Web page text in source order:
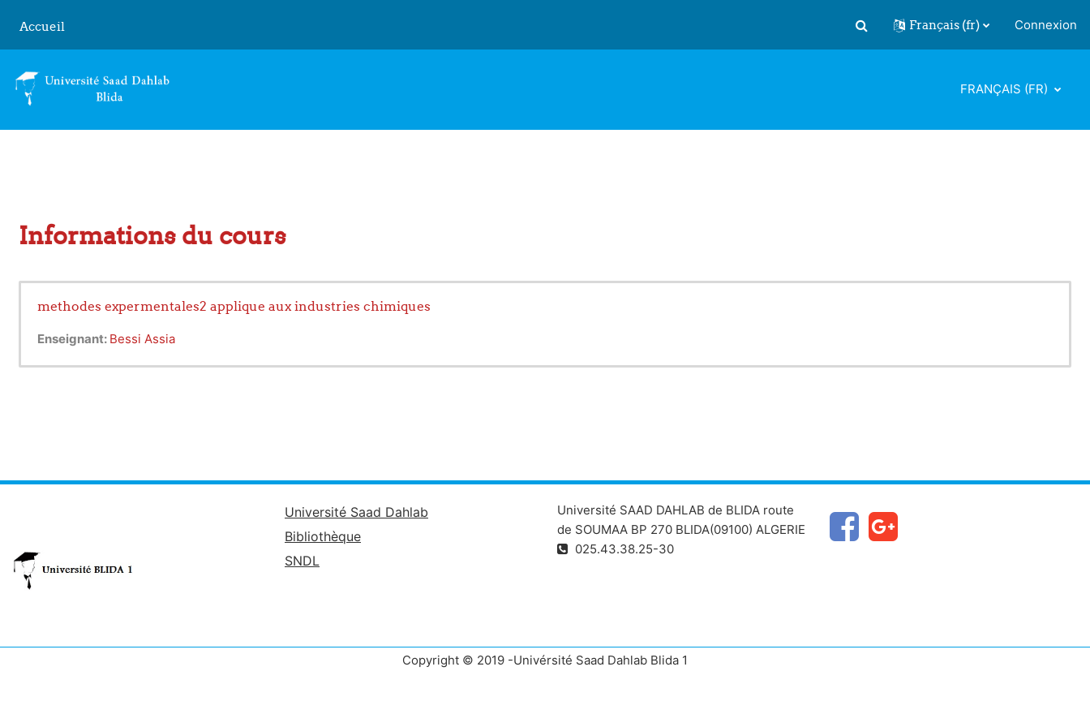
Accueil
Activer/désactiver la saisie de
Français ‎(fr)‎ Connexion
FRANÇAIS ‎(FR)‎
Informations du cours
methodes expermentales2 applique aux industries chimiques
Enseignant: Bessi Assia
Université Saad Dahlab
Bibliothèque
SNDL
Université SAAD DAHLAB de BLIDA route
de SOUMAA BP 270 BLIDA(09100) ALGERIE
025.43.38.25-30
Copyright © 2019 -Univérsité Saad Dahlab Blida 1